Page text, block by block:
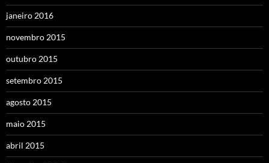
janeiro 2016
novembro 2015
outubro 2015
setembro 2015
agosto 2015
maio 2015
abril 2015